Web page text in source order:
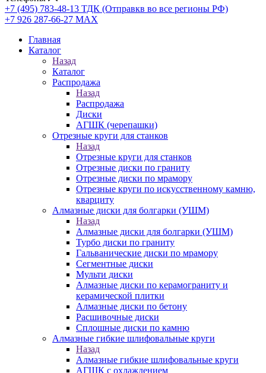
+7 (495) 783-48-13 ТДК (Отправкв во все регионы РФ)
+7 926 287-66-27 МАХ
Главная
Каталог
Назад
Каталог
Распродажа
Назад
Распродажа
Диски
АГШК (черепашки)
Отрезные круги для станков
Назад
Отрезные круги для станков
Отрезные диски по граниту
Отрезные диски по мрамору
Отрезные круги по искусственному камню,
кварциту
Алмазные диски для болгарки (УШМ)
Назад
Алмазные диски для болгарки (УШМ)
Турбо диски по граниту
Гальванические диски по мрамору
Сегментные диски
Мульти диски
Алмазные диски по керамограниту и
керамической плитки
Алмазные диски по бетону
Расшивочные диски
Сплошные диски по камню
Алмазные гибкие шлифовальные круги
Назад
Алмазные гибкие шлифовальные круги
АГШК с охлаждением